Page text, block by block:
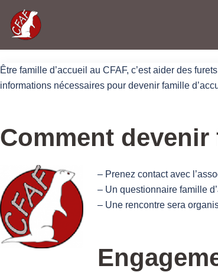
Accueil
Être famille d’accueil au CFAF, c’est aider des
informations nécessaires pour devenir famille
Comment devenir
– Prenez contact avec
– Un questionnaire famille
– Une rencontre sera